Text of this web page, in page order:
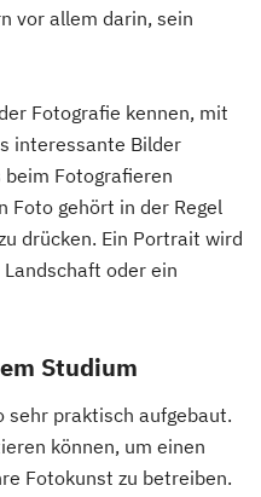
vor allem darin, sein
Fotografie kennen, mit
interessante Bilder
Fotografieren
Foto gehört in der Regel
drücken. Ein Portrait wird
oder ein
Studium
sehr praktisch aufgebaut.
können, um einen
Fotokunst zu betreiben.